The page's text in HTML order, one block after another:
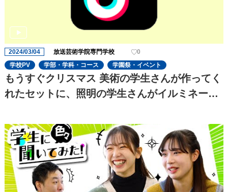
2024/03/04 放送芸術学院専門学校
0
学校PV
学部・学科・コース 学園祭・イベント
もうすぐクリスマス 美術の学生さんが作ってく
れたセットに、照明の学生さんがイルミネーシ
っても可愛いです